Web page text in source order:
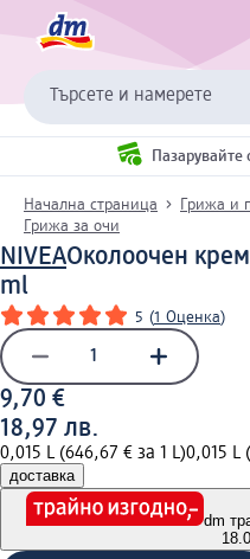
Търсете и намерете
Начална страница Грижа и
Грижа за очи
NIVEAОколоочен
ml
5 (1 Оценка)
9,70 €
18,97 лв.
0,015 L (646,67 € за 1 L)0,015 L
доставка
dm